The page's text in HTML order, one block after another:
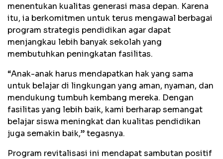
menentukan kualitas generasi masa depan. Karena
itu, ia berkomitmen untuk terus mengawal berbagai
program strategis pendidikan agar dapat
menjangkau lebih banyak sekolah yang
membutuhkan peningkatan fasilitas.
“Anak-anak harus mendapatkan hak yang sama
untuk belajar di lingkungan yang aman, nyaman, dan
mendukung tumbuh kembang mereka. Dengan
fasilitas yang lebih baik, kami berharap semangat
belajar siswa meningkat dan kualitas pendidikan
juga semakin baik,” tegasnya.
Program revitalisasi ini mendapat sambutan positif